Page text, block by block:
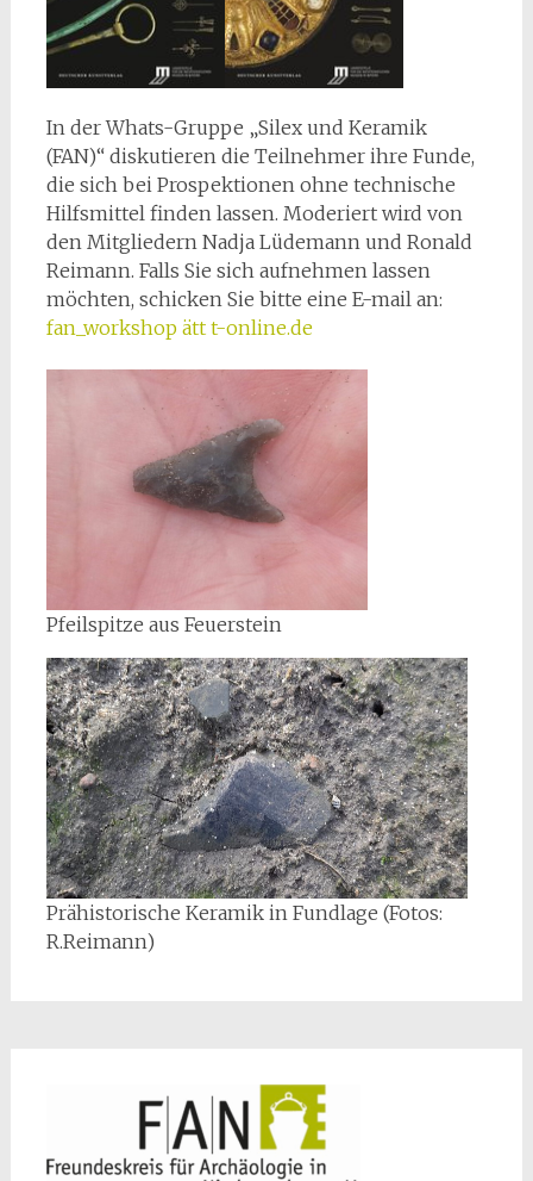
In der Whats-Gruppe „Silex und Keramik
(FAN)“ diskutieren die Teilnehmer ihre Funde,
die sich bei Prospektionen ohne technische
Hilfsmittel finden lassen. Moderiert wird von
den Mitgliedern Nadja Lüdemann und Ronald
Reimann. Falls Sie sich aufnehmen lassen
möchten, schicken Sie bitte eine E-mail an:
fan_workshop ätt t-online.de
Pfeilspitze aus Feuerstein
Prähistorische Keramik in Fundlage (Fotos:
R.Reimann)